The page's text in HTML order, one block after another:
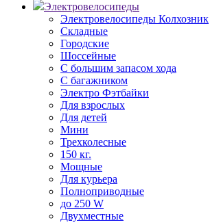
Электровелосипеды
Электровелосипеды Колхозник
Складные
Городские
Шоссейные
С большим запасом хода
С багажником
Электро Фэтбайки
Для взрослых
Для детей
Мини
Трехколесные
150 кг.
Мощные
Для курьера
Полноприводные
до 250 W
Двухместные